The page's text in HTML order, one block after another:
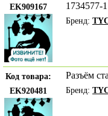
EK909167
1734577-1
Бренд:
Код товара:
EK920481
Разъём
Бренд: